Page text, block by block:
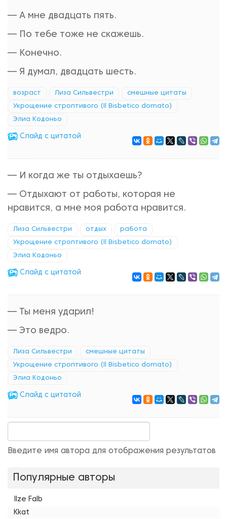
— А мне двадцать пять.
— По тебе тоже не скажешь.
— Конечно.
— Я думал, двадцать шесть.
возраст Лиза Сильвестри смешные цитаты
Укрощение строптивого (Il Bisbetico domato)
Элиа Кодоньо
Cлайд с цитатой
— И когда же ты отдыхаешь?
— Отдыхают от работы, которая не
нравится, а мне моя работа нравится.
Лиза Сильвестри отдых работа
Укрощение строптивого (Il Bisbetico domato)
Элиа Кодоньо
Cлайд с цитатой
— Ты меня ударил!
— Это ведро.
Лиза Сильвестри смешные цитаты
Укрощение строптивого (Il Bisbetico domato)
Элиа Кодоньо
Cлайд с цитатой
Введите имя автора для отображения результатов
Популярные авторы
Ilze Falb
Kkat